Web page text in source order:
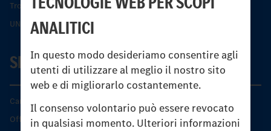
ANALITICI
In questo modo desideriamo consentire agli
utenti di utilizzare al meglio il nostro sito
web e di migliorarlo costantemente.
Il consenso volontario può essere revocato
in qualsiasi momento. Ulteriori informazioni
Trovare un partner
UNI-TOUCH®
SERVIZIO
Caratteristiche di prodotto
Offerta di servizio Unimog